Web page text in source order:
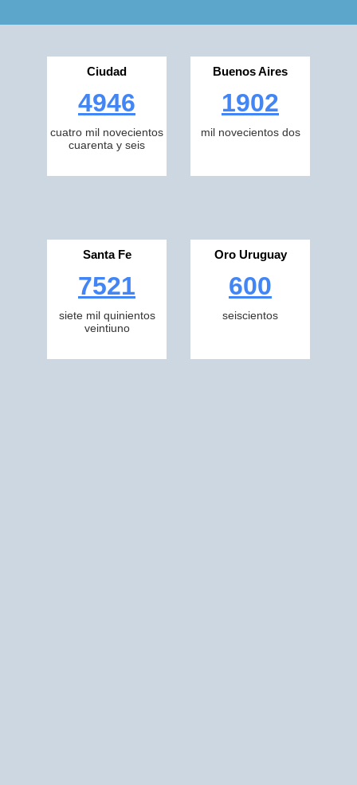
Ciudad
4946
cuatro mil novecientos
cuarenta y seis
Buenos Aires
1902
mil novecientos dos
Santa Fe
7521
siete mil quinientos
veintiuno
Oro Uruguay
600
seiscientos